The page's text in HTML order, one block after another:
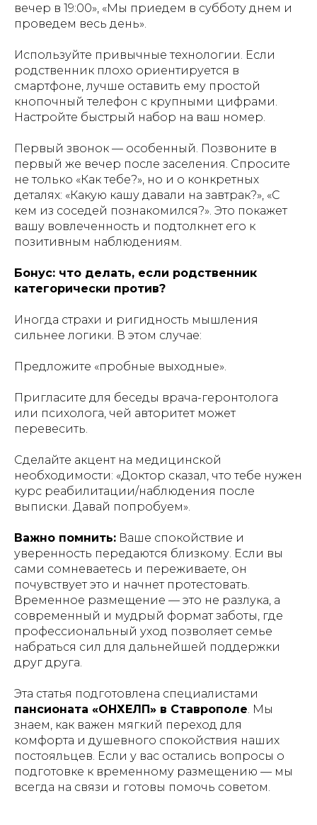
вечер в 19:00», «Мы приедем в субботу днем и
проведем весь день».
Используйте привычные технологии. Если
родственник плохо ориентируется в
смартфоне, лучше оставить ему простой
кнопочный телефон с крупными цифрами.
Настройте быстрый набор на ваш номер.
Первый звонок — особенный. Позвоните в
первый же вечер после заселения. Спросите
не только «Как тебе?», но и о конкретных
деталях: «Какую кашу давали на завтрак?», «С
кем из соседей познакомился?». Это покажет
вашу вовлеченность и подтолкнет его к
позитивным наблюдениям.
Бонус: что делать, если родственник
категорически против?
Иногда страхи и ригидность мышления
сильнее логики. В этом случае:
Предложите «пробные выходные».
Пригласите для беседы врача-геронтолога
или психолога, чей авторитет может
перевесить.
Сделайте акцент на медицинской
необходимости: «Доктор сказал, что тебе нужен
курс реабилитации/наблюдения после
выписки. Давай попробуем».
Важно помнить: Ваше спокойствие и
уверенность передаются близкому. Если вы
сами сомневаетесь и переживаете, он
почувствует это и начнет протестовать.
Временное размещение — это не разлука, а
современный и мудрый формат заботы, где
профессиональный уход позволяет семье
набраться сил для дальнейшей поддержки
друг друга.
Эта статья подготовлена специалистами
пансионата «ОНХЕЛП» в Ставрополе. Мы
знаем, как важен мягкий переход для
комфорта и душевного спокойствия наших
постояльцев. Если у вас остались вопросы о
подготовке к временному размещению — мы
всегда на связи и готовы помочь советом.